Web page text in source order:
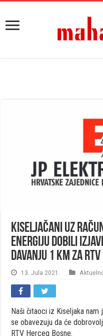
Kiseljačani uz
energiju dobili
davanju 1 KM za
13. Jula 2021.
Naši čitaoci iz Kiseljaka
se obavezuju da će
RTV Herceg Bosne.